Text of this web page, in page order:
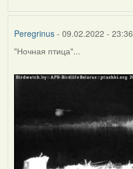
Peregrinus- 09.02.2022 - 23:36
"Ночная птица"...